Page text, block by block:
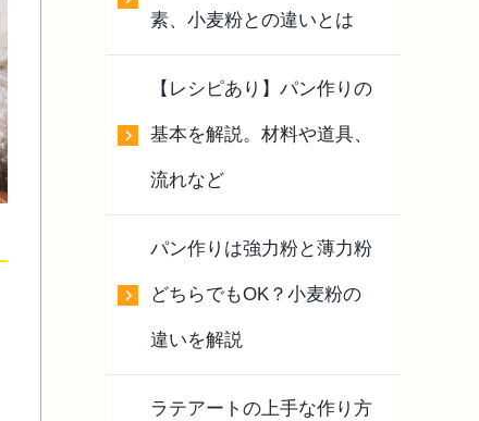
素、小麦粉との違いとは
【レシピあり】パン作りの
基本を解説。材料や道具、
流れなど
パン作りは強力粉と薄力粉
どちらでもOK？小麦粉の
違いを解説
ラテアートの上手な作り方